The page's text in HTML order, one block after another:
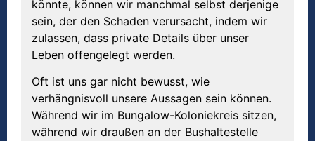
könnte, können wir manchmal selbst derjenige
sein, der den Schaden verursacht, indem wir
zulassen, dass private Details über unser
Leben offengelegt werden.
Oft ist uns gar nicht bewusst, wie
verhängnisvoll unsere Aussagen sein können.
Während wir im Bungalow-Koloniekreis sitzen,
während wir draußen an der Bushaltestelle